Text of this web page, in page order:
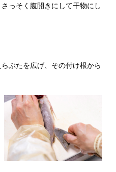
っそく腹開きにして干物にし
ぶたを広げ、その付け根から